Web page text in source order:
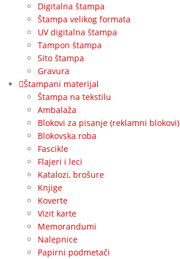
Digitalna štampa
Štampa velikog formata
UV digitalna štampa
Tampon štampa
Sito štampa
Gravura
Štampani materijal
Štampa na tekstilu
Ambalaža
Blokovi za pisanje (reklamni blokovi)
Blokovska roba
Fascikle
Flajeri i leci
Katalozi, brošure
Knjige
Koverte
Vizit karte
Memorandumi
Nalepnice
Papirni podmetači